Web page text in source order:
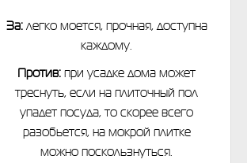
За:легко моется, прочная, доступна
каждому.
Против: при усадке дома может
треснуть, если на плиточный пол
упадет посуда, то скорее всего
разобьется, на мокрой плитке
можно поскользнуться.